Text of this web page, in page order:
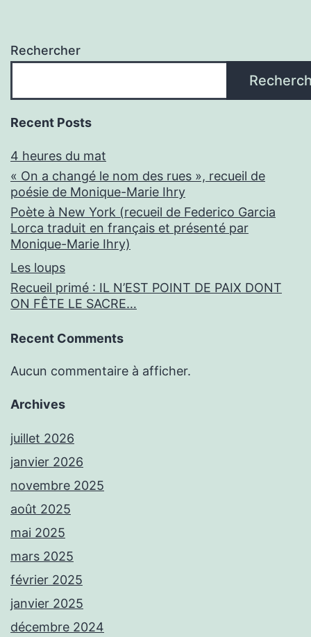
Ihry)
Rechercher
Recent Posts
4 heures du mat
« On a changé le nom des rues », recueil de
poésie de Monique-Marie Ihry
Poète à New York (recueil de Federico Garcia
Lorca traduit en français et présenté par
Monique-Marie Ihry)
Les loups
Recueil primé : IL N’EST POINT DE PAIX DONT
ON FÊTE LE SACRE…
Recent Comments
Aucun commentaire à afficher.
Archives
juillet 2026
janvier 2026
novembre 2025
août 2025
mai 2025
mars 2025
février 2025
janvier 2025
décembre 2024